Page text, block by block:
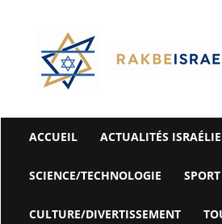
Rak
Be
Israel-
Alyaexpress-
News
ACCUEIL ACTUALITÉS
SCIENCE/TECHNOLOGIE SPORT
CULTURE/DIVERTISSEMENT